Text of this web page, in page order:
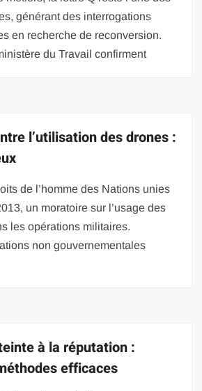
générant des interrogations
en recherche de reconversion.
du Travail confirment
l’utilisation des drones :
de l’homme des Nations unies
un moratoire sur l’usage des
les opérations militaires.
non gouvernementales
à la réputation :
efficaces